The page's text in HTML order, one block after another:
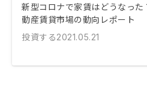
新型コロナで家賃はどうなった
動産賃貸市場の動向レポート
投資する2021.05.21